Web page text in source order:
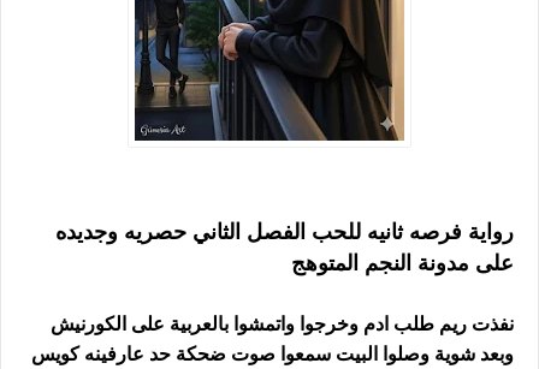
رواية فرصه ثانيه للحب الفصل الثاني حصريه وجديده
على مدونة النجم المتوهج
نفذت ريم طلب ادم وخرجوا واتمشوا بالعربية على الكورنيش
وبعد شوية وصلوا البيت سمعوا صوت ضحكة حد عارفينه كويس